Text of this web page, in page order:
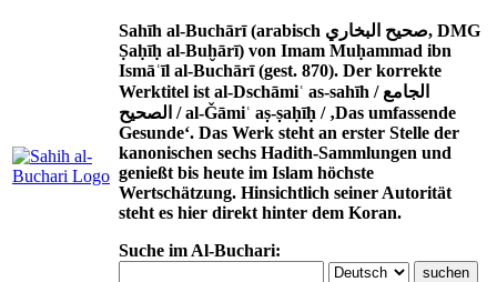
Sahīh al-Buchārī (arabisch صحيح البخاري, DMG
Ṣaḥīḥ al-Buḫārī) von Imam Muḥammad ibn
Ismāʿīl al-Buchārī (gest. 870). Der korrekte
Werktitel ist al-Dschāmiʿ as-sahīh / الجامع
الصحيح / al-Ǧāmiʿ aṣ-ṣaḥīḥ / ‚Das umfassende
Gesunde‘. Das Werk steht an erster Stelle der
kanonischen sechs Hadith-Sammlungen und
genießt bis heute im Islam höchste
Wertschätzung. Hinsichtlich seiner Autorität
steht es hier direkt hinter dem Koran.
Suche im Al-Buchari: